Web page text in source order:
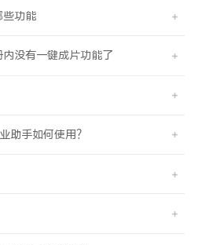
些功能
没有一键成片功能了
助手如何使用？